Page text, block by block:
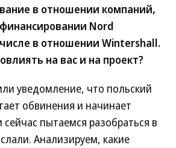
в отношении компаний,
Nord
в отношении Wintershall.
на вас и на проект?
уведомление, что польский
обвинения и начинает
сейчас пытаемся разобраться в
Анализируем, какие